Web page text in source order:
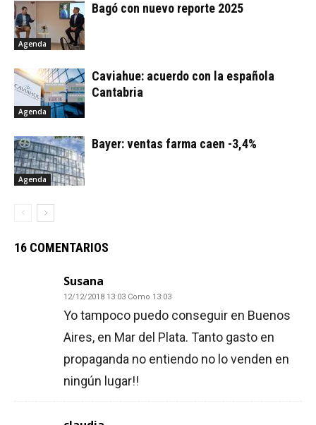
Agenda
Bagó con nuevo reporte 2025
Agenda
Caviahue: acuerdo con la española
Cantabria
Agenda
Bayer: ventas farma caen -3,4%
16 COMENTARIOS
Susana
12/12/2018 13:03 Como 13:03
Yo tampoco puedo conseguir en Buenos
Aires, en Mar del Plata. Tanto gasto en
propaganda no entiendo no lo venden en
ningún lugar!!